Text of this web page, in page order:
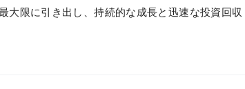
大限に引き出し、持続的な成長と迅速な投資回収